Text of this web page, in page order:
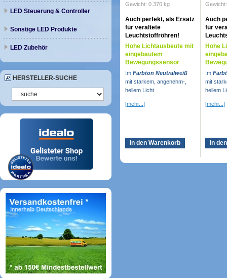
Gewicht: 0.370 kg
Auch perfekt, als Ersatz
für veraltete
Leuchtstoffröhren!
Hohe Lichtausbeute mit
eingebautem
Bewegungssensor
Im Farbton Neutralweiß
mit starkem, angenehm-,
hellem Licht
[mehr...]
In den Warenkorb
Auch
für
Hohe
Im
mit
hellem
[mehr...]
In
LED Steuerung & Controller
Sonstige LED Produkte
LED Zubehör
HERSTELLER-SUCHE